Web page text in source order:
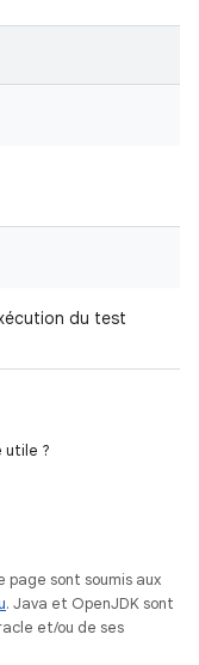
du test
utile ?
sont soumis aux
. Java et OpenJDK sont
et/ou de ses